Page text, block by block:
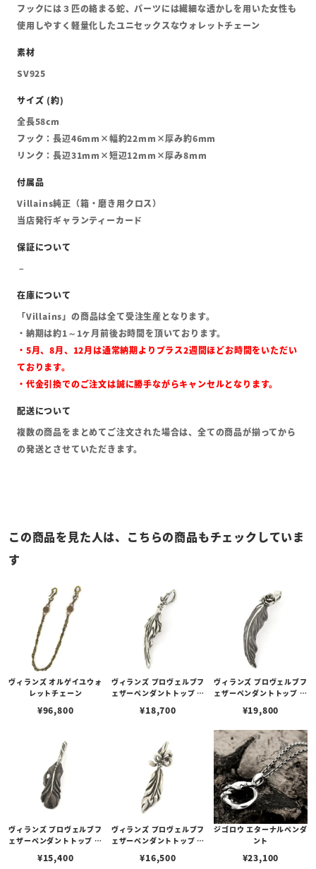
フックには３匹の絡まる蛇、パーツには繊細な透かしを用いた女性も
使用しやすく軽量化したユニセックスなウォレットチェーン
SV925
全長58cm
フック：長辺46mm×幅約22mm×厚み約6mm
リンク：長辺31mm×短辺12mm×厚み8mm
Villains純正（箱・磨き用クロス）
当店発行ギャランティーカード
「Villains」の商品は全て受注生産となります。
・納期は約1～1ヶ月前後お時間を頂いております。
・5月、8月、12月は通常納期よりプラス2週間ほどお時間をいただい
ております。
・代金引換でのご注文は誠に勝手ながらキャンセルとなります。
複数の商品をまとめてご注文された場合は、全ての商品が揃ってから
の発送とさせていただきます。
この商品を見た人は、こちらの商品もチェックしていま
す
ヴィランズ オルゲイユウォ
レットチェーン
¥96,800
ヴィランズ プロヴェルブフ
ェザーペンダントトップ ダ
¥18,700
ヴィランズ プロヴェルブフ
ェザーペンダントトップ レ
¥19,800
ヴィランズ プロヴェルブフ
ェザーペンダントトップ ド
¥15,400
ヴィランズ プロヴェルブフ
ェザーペンダントトップ フ
¥16,500
ジゴロウ エターナルペンダ
ント
¥23,100